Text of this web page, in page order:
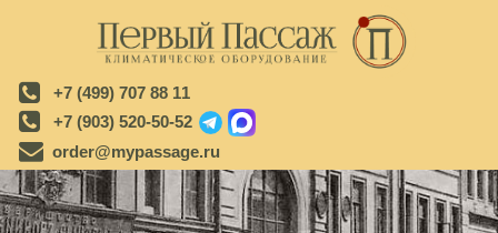
+7 (499) 707 88 11
+7 (903) 520-50-52
order@mypassage.ru